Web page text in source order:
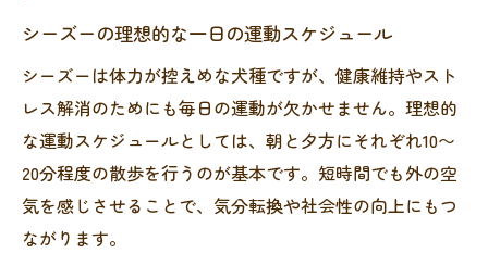
シーズーの理想的な一日の運動スケジュール
シーズーは体力が控えめな犬種ですが、健康維持やスト
レス解消のためにも毎日の運動が欠かせません。理想的
な運動スケジュールとしては、朝と夕方にそれぞれ10〜
20分程度の散歩を行うのが基本です。短時間でも外の空
気を感じさせることで、気分転換や社会性の向上にもつ
ながります。